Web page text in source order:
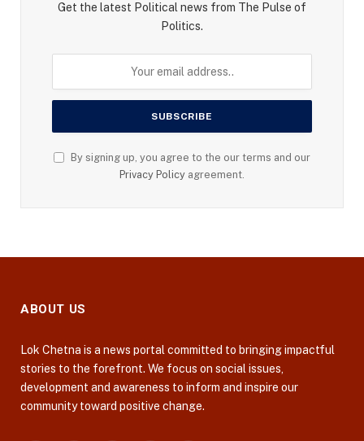
Get the latest Political news from The Pulse of
Politics.
By signing up, you agree to the our terms and our
Privacy Policy agreement.
ABOUT US
Lok Chetna is a news portal committed to bringing impactful
stories to the forefront. We focus on social issues,
development and awareness to inform and inspire our
community toward positive change.